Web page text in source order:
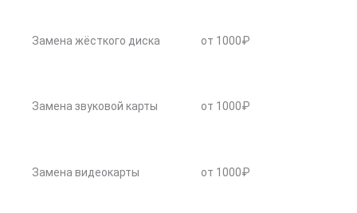
Замена жёсткого диска от 1000₽
Замена звуковой карты от 1000₽
Замена видеокарты от 1000₽